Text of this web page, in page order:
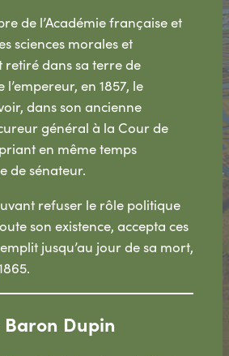
de l’Académie française et
sciences morales et
retiré dans sa terre de
en 1857, le
dans son ancienne
général à la Cour de
en même temps
de sénateur.
refuser le rôle politique
son existence, accepta ces
jusqu’au jour de sa mort,
Baron Dupin